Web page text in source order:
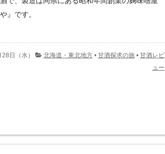
』です。
日（水） 北海道・東北地方 • 甘酒探求の旅 • 甘酒レビ
ュー